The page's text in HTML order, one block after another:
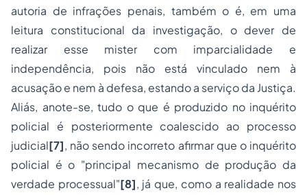
autoria de infrações penais, também o é, em uma
leitura constitucional da investigação, o dever de
realizar esse mister com imparcialidade e
independência, pois não está vinculado nem à
acusação e nem à defesa, estando a serviço da Justiça.
Aliás, anote-se, tudo o que é produzido no inquérito
policial é posteriormente coalescido ao processo
judicial[7], não sendo incorreto afirmar que o inquérito
policial é o "principal mecanismo de produção da
verdade processual"[8], já que, como a realidade nos